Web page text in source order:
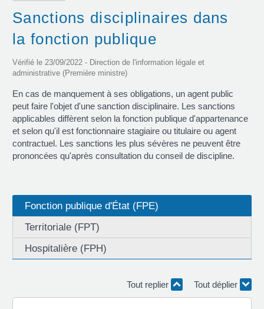
Sanctions disciplinaires dans
la fonction publique
Vérifié le 23/09/2022 - Direction de l'information légale et
administrative (Première ministre)
En cas de manquement à ses obligations, un agent public
peut faire l'objet d'une sanction disciplinaire. Les sanctions
applicables diffèrent selon la fonction publique d'appartenance
et selon qu'il est fonctionnaire stagiaire ou titulaire ou agent
contractuel. Les sanctions les plus sévères ne peuvent être
prononcées qu'après consultation du conseil de discipline.
Fonction publique d'État (FPE)
Territoriale (FPT)
Hospitalière (FPH)
Tout replier Tout déplier